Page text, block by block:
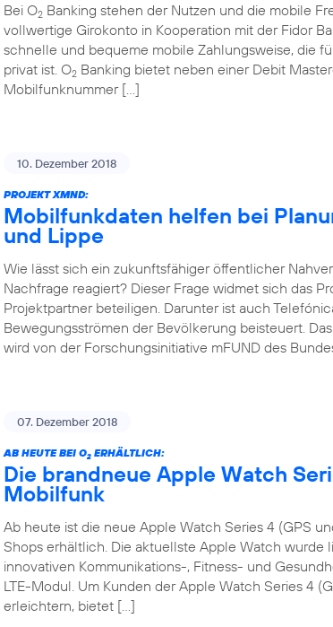
Bei O2 Banking stehen der Nutzen und die mobile
vollwertige Girokonto in Kooperation mit der Fidor
schnelle und bequeme mobile Zahlungsweise, die
privat ist. O2 Banking bietet neben einer Debit
Mobilfunknummer […]
10. Dezember 2018
PROJEKT XMND:
Mobilfunkdaten helfen bei
und Lippe
Wie lässt sich ein zukunftsfähiger öffentlicher
Nachfrage reagiert? Dieser Frage widmet sich das
Projektpartner beteiligen. Darunter ist auch
Bewegungsströmen der Bevölkerung beisteuert.
wird von der Forschungsinitiative mFUND des
07. Dezember 2018
AB HEUTE BEI O2 ERHÄLTLICH:
Die brandneue Apple Watch
Mobilfunk
Ab heute ist die neue Apple Watch Series 4 (GPS
Shops erhältlich. Die aktuellste Apple Watch
innovativen Kommunikations-, Fitness- und
LTE-Modul. Um Kunden der Apple Watch Series 4
erleichtern, bietet […]